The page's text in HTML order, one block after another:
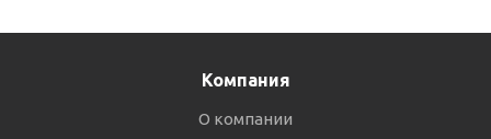
Компания
О компании